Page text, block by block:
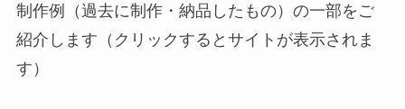
制作例（過去に制作・納品したもの）の一部をご
紹介します（クリックするとサイトが表示されま
す）